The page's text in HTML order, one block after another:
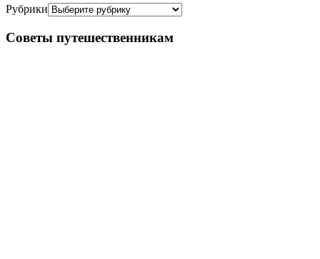
Рубрики
Советы путешественникам